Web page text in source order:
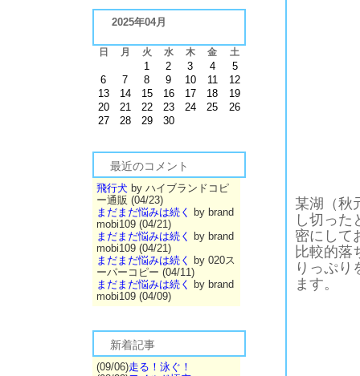
2025年04月
日 月 火 水 木 金 土
1 2 3 4
5
6
7 8 9 10 11
12
13
14 15 16 17 18
19
20
21 22 23 24 25
26
27
28 29 30
最近のコメント
飛行犬 by ハイブランドコピ
ー通販 (04/23)
まだまだ悩みは続く
by brand
mobi109 (04/21)
まだまだ悩みは続く
by brand
mobi109 (04/21)
まだまだ悩みは続く
by 020ス
ーパーコピー (04/11)
まだまだ悩みは続く
by brand
mobi109 (04/09)
新着記事
(09/06)走る！泳ぐ！
某湖（秋
し切った
密にして
比較的落
りっぷり
ます。